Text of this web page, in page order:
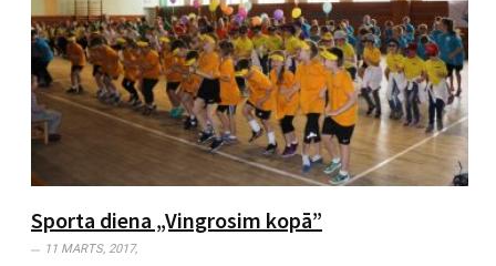
Sporta diena „Vingrosim kopā”
11 MARTS, 2017,